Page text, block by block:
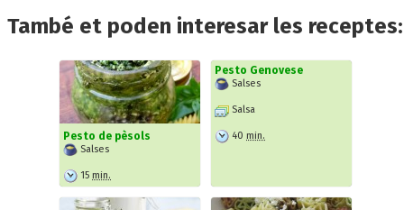
També et poden interesar les receptes:
Pesto de pèsols
Salses
15 min.
Pesto Genovese
Salses
Salsa
40 min.